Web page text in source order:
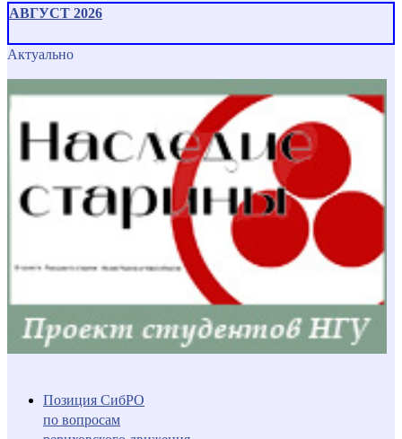
АВГУСТ 2026
Актуально
Позиция СибРО
по вопросам